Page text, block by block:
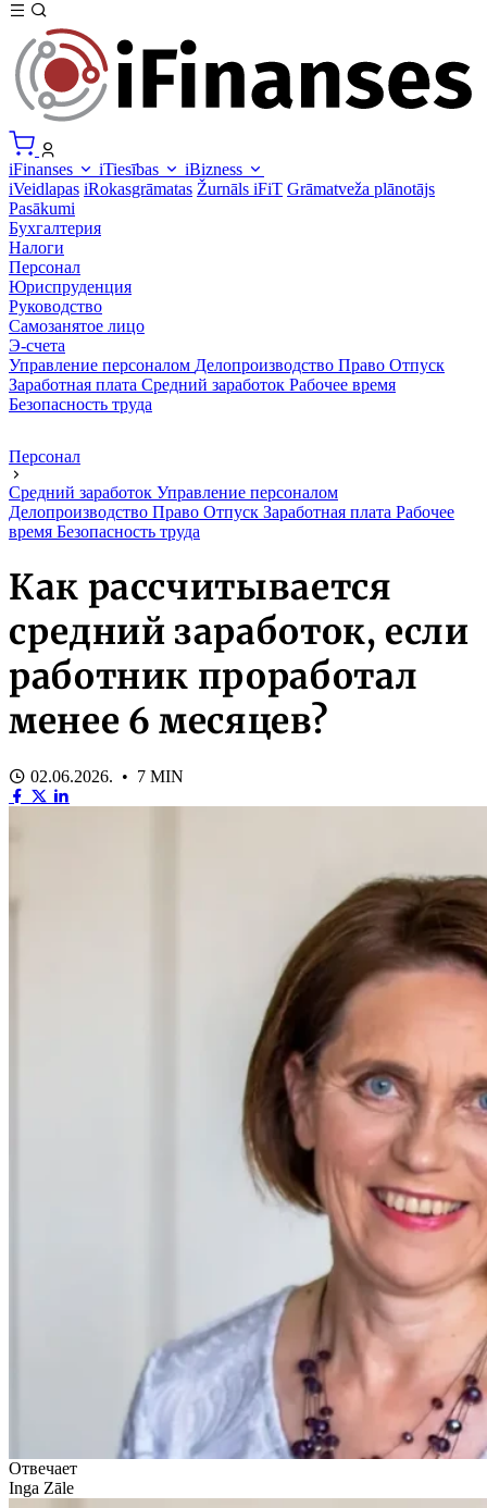
iFinanses iTiesības
iBizness
iVeidlapas iRokasgrāmatas Žurnāls iFiT Grāmatveža plānotājs
Pasākumi
Бухгалтерия
Налоги
Персонал
Юриспруденция
Руководство
Самозанятое лицо
Э-счета
Управление персоналом Делопроизводство Право Отпуск
Заработная плата Средний заработок Рабочее время
Безопасность труда
Персонал
Средний заработок Управление персоналом
Делопроизводство Право Отпуск Заработная плата Рабочее
время Безопасность труда
Как рассчитывается
средний заработок, если
работник проработал
менее 6 месяцев?
02.06.2026. • 7 MIN
Отвечает
Inga Zāle